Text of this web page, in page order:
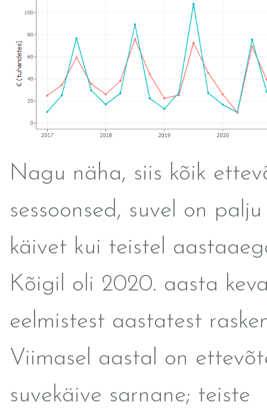
Nagu näha, siis kõik
sessoonsed, suvel on
käivet kui teistel
Kõigil oli 2020. aasta
eelmistest aastatest
Viimasel aastal on
suvekäive sarnane; teiste